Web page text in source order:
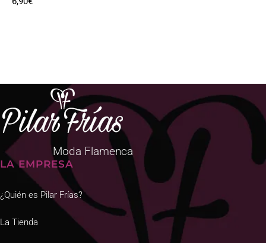
Moda Flamenca
LA EMPRESA
¿Quién es Pilar Frías?
La Tienda